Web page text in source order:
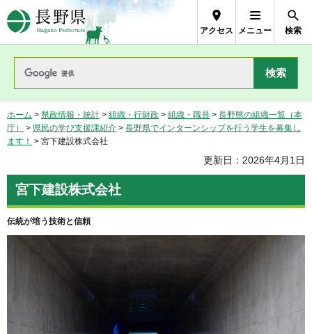
長野県Nagano Prefecture
アクセス メニュー 検索
ホーム > 県政情報・統計 > 組織・行財政 > 組織・職員 > 長野県の組織一覧（本
庁）
> 県民の学び支援課紹介 > 長野県でインターンシップを行う学生を募集し
ます！ > 宮下建設株式会社
更新日：2026年4月1日
宮下建設株式会社
伝統が培う技術と信頼